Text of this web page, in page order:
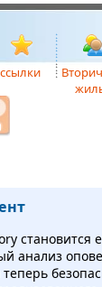
ссылки
становится
анализ